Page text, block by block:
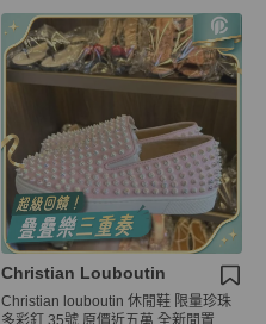
Christian Louboutin
Christian louboutin 休閒鞋 限量珍珠